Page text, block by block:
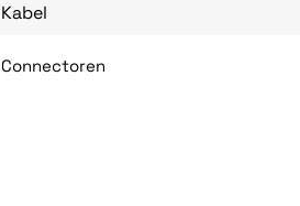
Kabel
Connectoren